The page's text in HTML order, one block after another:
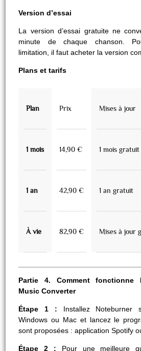
Version d’essai
La version d’essai gratuite ne
minute de chaque chanson.
limitation, il faut acheter la version
Plans et tarifs
Plan
1 mois
1 an
À vie
Prix
14,90 €
42,90 €
82,90 €
Mises à jour
1 mois gratuit
1 an gratuit
Mises à jour
Partie 4. Comment fonctionne
Music Converter
Étape 1 : Installez Noteburner
Windows ou Mac et lancez le
sont proposées : application Spotify
Étape 2 : Pour une meilleure